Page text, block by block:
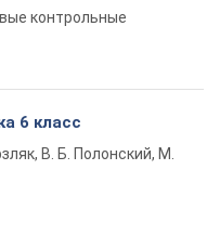
контрольные
6 класс
В. Б. Полонский, М.